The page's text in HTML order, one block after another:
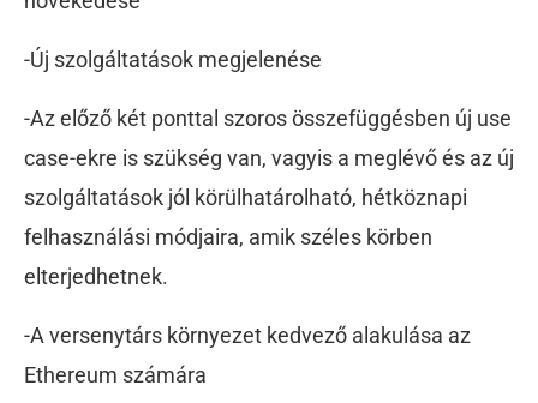
-Új szolgáltatások megjelenése
-Az előző két ponttal szoros összefüggésben új use
case-ekre is szükség van, vagyis a meglévő és az új
szolgáltatások jól körülhatárolható, hétköznapi
felhasználási módjaira, amik széles körben
elterjedhetnek.
-A versenytárs környezet kedvező alakulása az
Ethereum számára